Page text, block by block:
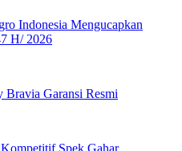
Indonesia Mengucapkan
H/ 2026
Garansi Resmi
Spek Gahar